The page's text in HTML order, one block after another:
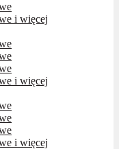
i więcej
i więcej
i więcej